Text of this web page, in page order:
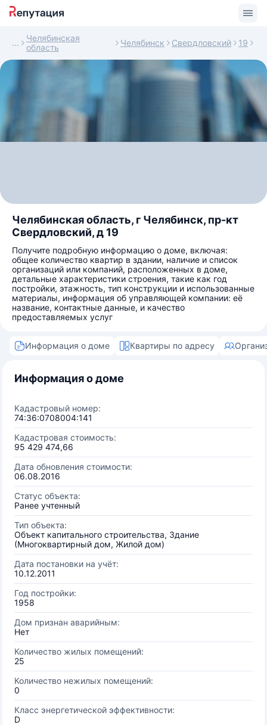
Челябинская
область
Челябинск Свердловский 19
Челябинская область, г Челябинск, пр-кт
Свердловский, д 19
Получите подробную информацию о доме, включая:
общее количество квартир в здании, наличие и список
организаций или компаний, расположенных в доме,
детальные характеристики строения, такие как год
постройки, этажность, тип конструкции и использованные
материалы, информация об управляющей компании: её
название, контактные данные, и качество
предоставляемых услуг
Информация о доме Квартиры по адресу
Информация о доме
Кадастровый номер:
74:36:0708004:141
Кадастровая стоимость:
95 429 474,66
Дата обновления стоимости:
06.08.2016
Статус объекта:
Ранее учтенный
Тип объекта:
Объект капитального строительства, Здание
(Многоквартирный дом, Жилой дом)
Дата постановки на учёт:
10.12.2011
Год постройки:
1958
Дом признан аварийным:
Нет
Количество жилых помещений:
25
Количество нежилых помещений:
0
Класс энергетической эффективности:
D